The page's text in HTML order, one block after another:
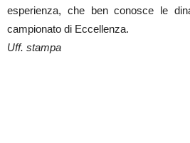
esperienza, che ben conosce le
campionato di Eccellenza.
Uff. stampa